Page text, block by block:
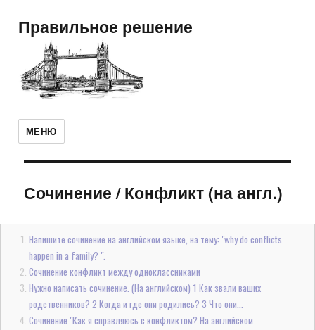
Правильное решение
МЕНЮ
Сочинение/Конфликт (на англ.)
Напишите сочинение на английском языке, на тему: "why do conflicts
happen in a family? ".
Сочинение конфликт между одноклассниками
Нужно написать сочинение. (На английском) 1 Как звали ваших
родственников? 2 Когда и где они родились? 3 Что они...
Сочинение "Как я справляюсь с конфликтом? На английском